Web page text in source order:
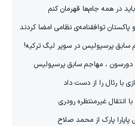
در همه جام‌ها قهرمان کنم
پاکستان توافقنامه‌ی نظامی امضا کردند
سابق پرسپولیس در سوپر لیگ ترکیه!
دورسون ، مهاجم سابق پرسپولیس
با رئال را از دست داد
با انتقال غیرمنتظره رودری
پاپارا پارک از محمد صلاح